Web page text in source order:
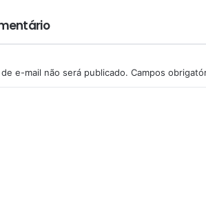
e-mail não será publicado. Campos